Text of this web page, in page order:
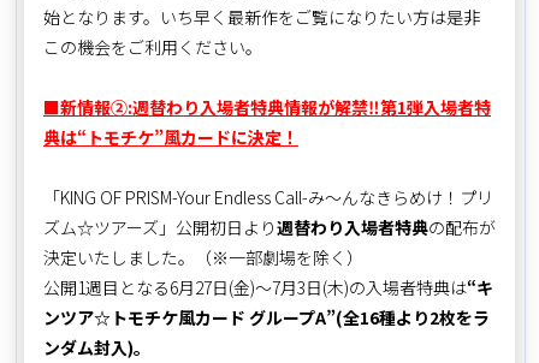
始となります。いち早く最新作をご覧になりたい方は是非
この機会をご利用ください。
■新情報②:週替わり入場者特典情報が解禁‼第1弾入場者特
典は“トモチケ”風カードに決定！
「KING OF PRISM-Your Endless Call-み～んなきらめけ！プリ
ズム☆ツアーズ」公開初日より週替わり入場者特典の配布が
決定いたしました。（※一部劇場を除く）
公開1週目となる6月27日(金)～7月3日(木)の入場者特典は“キ
ンツア☆トモチケ風カード グループA”(全16種より2枚をラ
ンダム封入)。